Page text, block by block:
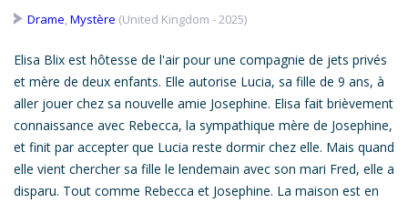
Drame,Mystère (United Kingdom - 2025)
Elisa Blix est hôtesse de l'air pour une compagnie de jets privés
et mère de deux enfants. Elle autorise Lucia, sa fille de 9 ans, à
aller jouer chez sa nouvelle amie Josephine. Elisa fait brièvement
connaissance avec Rebecca, la sympathique mère de Josephine,
et finit par accepter que Lucia reste dormir chez elle. Mais quand
elle vient chercher sa fille le lendemain avec son mari Fred, elle a
disparu. Tout comme Rebecca et Josephine. La maison est en